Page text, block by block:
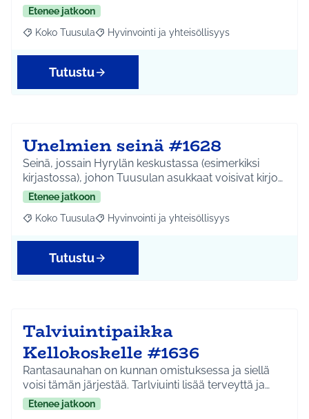
Etenee jatkoon
Rajaa tulokset aihepiirin mukaan: Koko Tuusula
Koko Tuusula Rajaa tulokset teeman mukaan: Hyvinvointi ja
Hyvinvointi ja yhteisöllisyys
Tutustu
Unelmien seinä #1628
Seinä, jossain Hyrylän keskustassa (esimerkiksi
kirjastossa), johon Tuusulan asukkaat voisivat kirjo…
Etenee jatkoon
Rajaa tulokset aihepiirin mukaan: Koko Tuusula
Koko Tuusula Rajaa tulokset teeman mukaan: Hyvinvointi ja
Hyvinvointi ja yhteisöllisyys
Tutustu
Talviuintipaikka
Kellokoskelle #1636
Rantasaunahan on kunnan omistuksessa ja siellä
voisi tämän järjestää. Tarlviuinti lisää terveyttä ja…
Etenee jatkoon